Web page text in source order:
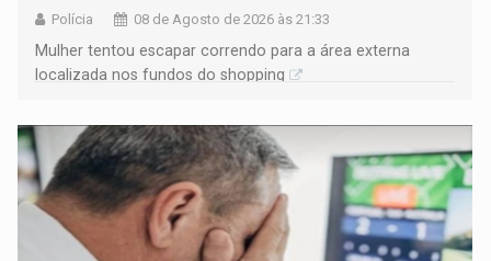
Polícia 08 de Agosto de 2026 às 21:33
Mulher tentou escapar correndo para a área externa
localizada nos fundos do shopping